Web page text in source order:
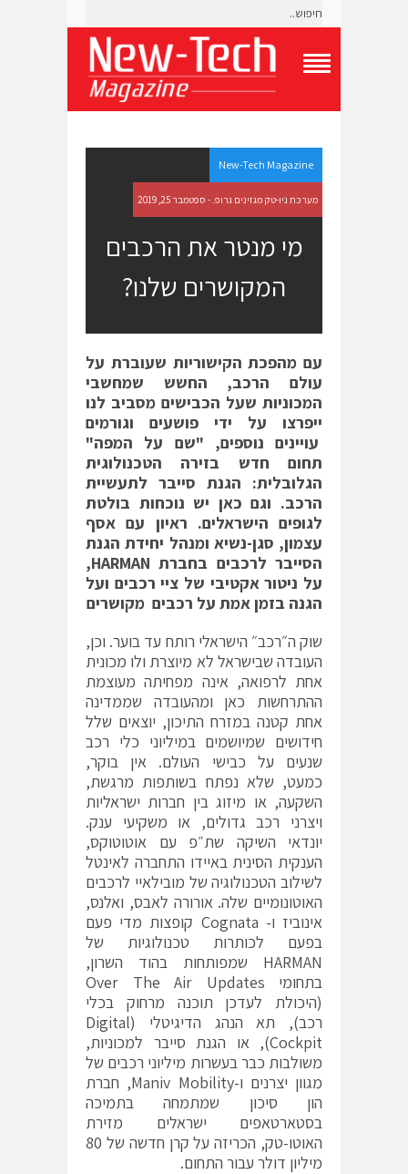
g
l
e
N
a
e
n
u
New-Tech Magazine
מערכת ניו-טק מגזינים גרופ. - ספטמבר 25, 2019
מי מנטר את הרכבים
המקושרים שלנו?
עם מהפכת הקישוריות שעוברת על
עולם הרכב, החשש שמחשבי
המכוניות שעל הכבישים מסביב לנו
ייפרצו על ידי פושעים וגורמים
עויינים נוספים, "שם על המפה"
תחום חדש בזירה הטכנולוגית
הגלובלית: הגנת סייבר לתעשיית
הרכב. וגם כאן יש נוכחות בולטת
לגופים הישראלים. ראיון עם אסף
עצמון, סגן-נשיא ומנהל יחידת הגנת
הסייבר לרכבים בחברת HARMAN
,
על ניטור אקטיבי של ציי רכבים ועל
הגנה בזמן אמת על רכבים מקושרים
שוק ה״רכב״ הישראלי רותח עד בוער. וכן,
העובדה שבישראל לא מיוצרת ולו מכונית
אחת לרפואה, אינה מפחיתה מעוצמת
ההתרחשות כאן ומהעובדה שממדינה
אחת קטנה במזרח התיכון, יוצאים שלל
חידושים שמיושמים במיליוני כלי רכב
שנעים על כבישי העולם. אין בוקר,
כמעט, שלא נפתח בשותפות מרגשת,
השקעה, או מיזוג בין חברות ישראליות
ויצרני רכב גדולים, או משקיעי ענק.
יונדאי השיקה שת״פ עם אוטוטוקס,
הענקית הסינית באיידו התחברה לאינטל
לשילוב הטכנולוגיה של מובילאיי לרכבים
האוטונומיים שלה. אורורה לאבס, ואלנס,
אינוביז ו- Cognata קופצות מדי פעם
בפעם לכותרות טכנולוגיות של
HARMAN שמפותחות בהוד השרון,
בתחומי Over The Air Updates
(היכולת לעדכן תוכנה מרחוק בכלי
רכב), תא הנהג הדיגיטלי (Digital
Cockpit), או הגנת סייבר למכוניות,
משולבות כבר בעשרות מיליוני רכבים של
מגוון יצרנים ו-Maniv Mobility, חברת
הון סיכון שמתמחה בתמיכה
בסטארטאפים ישראלים מזירת
האוטו-טק, הכריזה על קרן חדשה של 80
מיליון דולר עבור התחום.